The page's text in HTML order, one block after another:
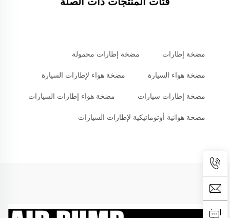
مضخة إطارات مضخة إطارات محمولة
مضخة هواء السيارة مضخة هواء لإطارات السيارة
مضخة إطارات سيارات مضخة هواء إطارات السيارات
مضخة هوائية أوتوماتيكية لإطارات السيارات